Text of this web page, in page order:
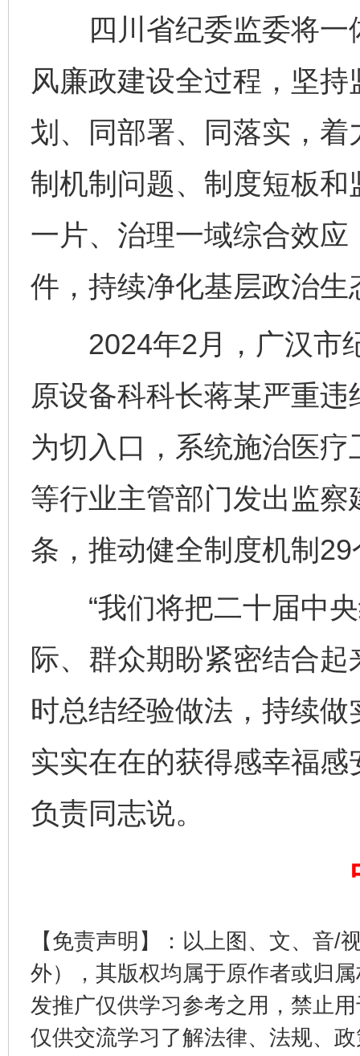
四川省纪委监委将一
风廉政建设全过程，坚
划、同部署、同落实，
制机制问题、制度短板
一片、治理一域综合效
件，持续净化基层政治生
2024年2月，广汉市
原设备科科长蒋某严重
为切入口，系统施治医
等行业主管部门发出监
条，推动健全制度机制29
“我们将把二十届中央
际、群众期盼紧密结合
时总结经验做法，持续
实实在在的获得感幸福
负责同志说。
【免责声明】：以上图、文、音/
外），其版权均属于原作者或归
发推广仅供学习参考之用，禁止
仅供交流学习了解法律、法规、
完善运行机制助力责任有效落实 一纸欠